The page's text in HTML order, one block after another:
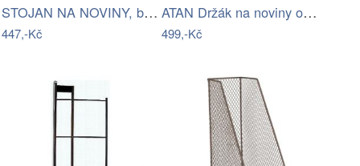
STOJAN NA NOVINY, bílá Ambia Home
447,-Kč
ATAN Držák na noviny ořech klip
499,-Kč